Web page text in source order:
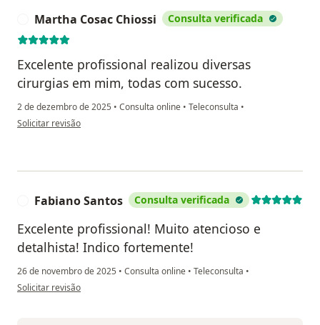
Martha Cosac Chiossi Consulta verificada
Excelente profissional realizou diversas
cirurgias em mim, todas com sucesso.
2 de dezembro de 2025 • Consulta online • Teleconsulta •
na opinião do utilizador Martha Cosac Chiossi
Solicitar revisão
Fabiano Santos Consulta verificada
Excelente profissional! Muito atencioso e
detalhista! Indico fortemente!
26 de novembro de 2025 • Consulta online • Teleconsulta •
na opinião do utilizador Fabiano Santos
Solicitar revisão